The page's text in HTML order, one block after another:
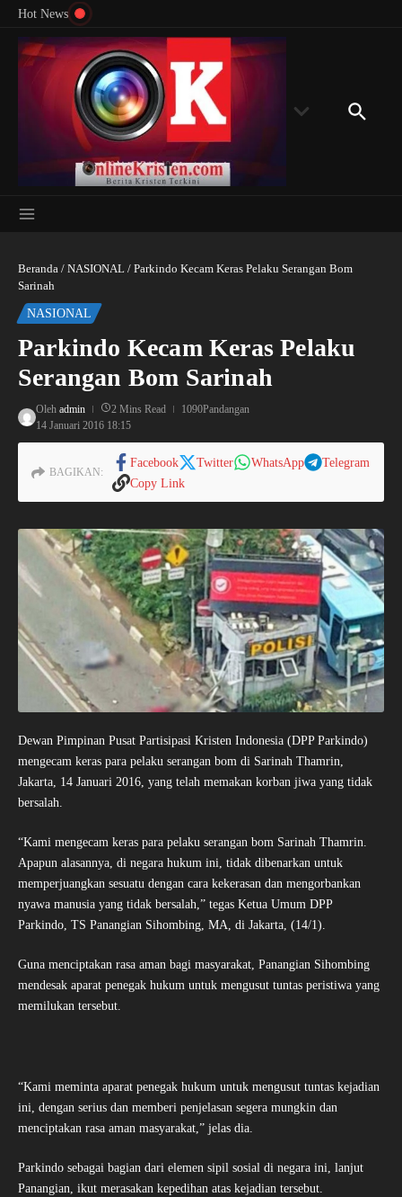
Lewati ke konten
Hot News
Beranda / NASIONAL / Parkindo Kecam Keras Pelaku Serangan Bom
Sarinah
NASIONAL
Parkindo Kecam Keras Pelaku
Serangan Bom Sarinah
Oleh admin 2 Mins Read
1090Pandangan
14 Januari 2016 18:15
BAGIKAN:
Facebook Twitter WhatsApp
Telegram
Copy Link
Dewan Pimpinan Pusat Partisipasi Kristen Indonesia (DPP Parkindo)
mengecam keras para pelaku serangan bom di Sarinah Thamrin,
Jakarta, 14 Januari 2016, yang telah memakan korban jiwa yang tidak
bersalah.
“Kami mengecam keras para pelaku serangan bom Sarinah Thamrin.
Apapun alasannya, di negara hukum ini, tidak dibenarkan untuk
memperjuangkan sesuatu dengan cara kekerasan dan mengorbankan
nyawa manusia yang tidak bersalah,” tegas Ketua Umum DPP
Parkindo, TS Panangian Sihombing, MA, di Jakarta, (14/1).
Guna menciptakan rasa aman bagi masyarakat, Panangian Sihombing
mendesak aparat penegak hukum untuk mengusut tuntas peristiwa yang
memilukan tersebut.
“Kami meminta aparat penegak hukum untuk mengusut tuntas kejadian
ini, dengan serius dan memberi penjelasan segera mungkin dan
menciptakan rasa aman masyarakat,” jelas dia.
Parkindo sebagai bagian dari elemen sipil sosial di negara ini, lanjut
Panangian, ikut merasakan kepedihan atas kejadian tersebut.